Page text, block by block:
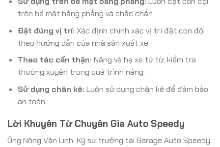
trên bề mặt bằng phẳng và chắc chắn.
Đặt đúng vị trí: Xác định chính xác vị trí đặt con đội
theo hướng dẫn của nhà sản xuất xe.
Thao tác cẩn thận: Nâng và hạ xe từ từ, kiểm tra
thường xuyên trong quá trình nâng.
Sử dụng chân kê: Luôn sử dụng chân kê để đảm bảo
an toàn.
Lời Khuyên Từ Chuyên Gia Auto Speedy
Ông Nông Văn Linh, Kỹ sư trưởng tại Garage Auto Speedy,